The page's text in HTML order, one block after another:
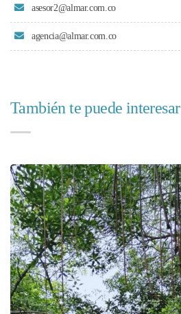
asesor2@almar.com.co
agencia@almar.com.co
También te puede interesar